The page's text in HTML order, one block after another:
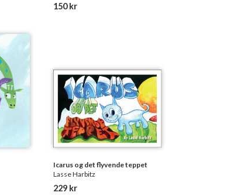
150 kr
Icarus og det flyvende teppet
Lasse Harbitz
229 kr